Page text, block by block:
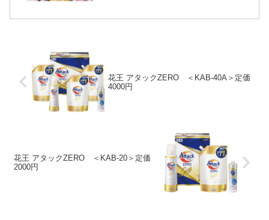
花王 アタックZERO ＜KAB-40A＞定価
4000円
花王 アタックZERO ＜KAB-20＞定価
2000円